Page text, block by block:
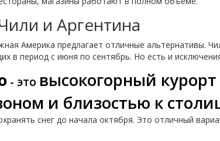
и Аргентина
Америка предлагает отличные альтернативы.
в период с июня по сентябрь. Но есть и
- это высокогорный
и близостью к
снег до начала октября. Это отличный